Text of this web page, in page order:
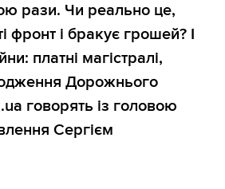
рази. Чи реально це,
фронт і бракує грошей? І
платні магістралі,
Дорожнього
говорять із головою
Сергієм